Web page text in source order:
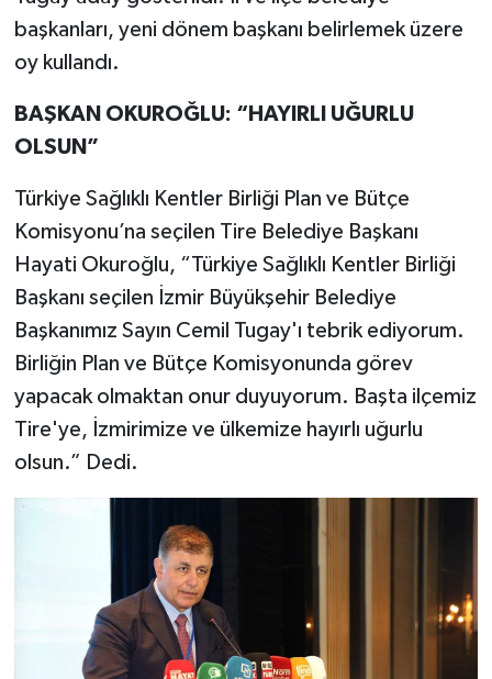
başkanları, yeni dönem başkanı belirlemek üzere
oy kullandı.
BAŞKAN OKUROĞLU: “HAYIRLI UĞURLU
OLSUN”
Türkiye Sağlıklı Kentler Birliği Plan ve Bütçe
Komisyonu’na seçilen Tire Belediye Başkanı
Hayati Okuroğlu, “Türkiye Sağlıklı Kentler Birliği
Başkanı seçilen İzmir Büyükşehir Belediye
Başkanımız Sayın Cemil Tugay'ı tebrik ediyorum.
Birliğin Plan ve Bütçe Komisyonunda görev
yapacak olmaktan onur duyuyorum. Başta ilçemiz
Tire'ye, İzmirimize ve ülkemize hayırlı uğurlu
olsun.” Dedi.